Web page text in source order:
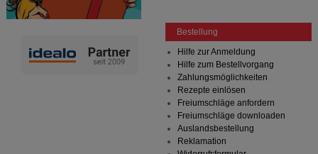
Bestellung
Hilfe zur Anmeldung
Hilfe zum Bestellvorgang
Zahlungsmöglichkeiten
Rezepte einlösen
Freiumschläge anfordern
Freiumschläge downloaden
Auslandsbestellung
Reklamation